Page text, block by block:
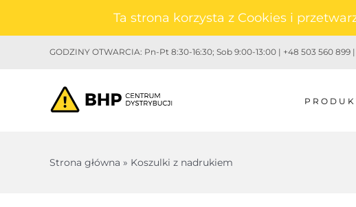
zawartościGODZINY OTWARCIA: Pn-Pt 8:30-16:30; Sob 9:00-13:00 | +48 503 560 899
Strona główna » Koszulki z nadrukiem
Ta strona korzysta z Cookies i